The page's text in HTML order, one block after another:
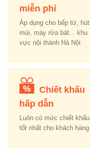
miễn phí
Áp dụng cho bếp từ, hút
mùi, máy rửa bát... khu
vực nội thành Hà Nội
Chiết khấu
hấp dẫn
Luôn có mức chiết khấu
tốt nhất cho khách hàng